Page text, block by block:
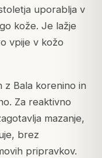
uporablja v
kože. Je lažje
vpije v kožo
z Bala korenino in
Za reaktivno
mazanje,
brez
pripravkov.